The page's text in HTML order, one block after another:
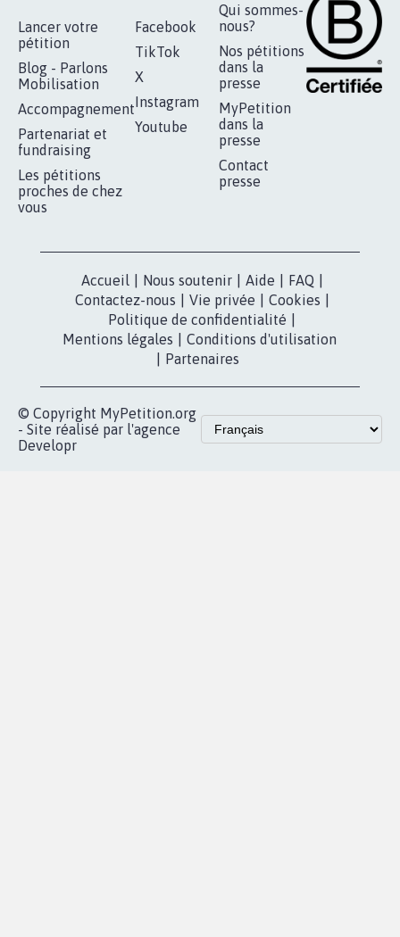
Lancer votre
pétition
Blog - Parlons
Mobilisation
Accompagnement
Partenariat et
fundraising
Les pétitions
proches de chez
vous
Facebook
TikTok
X
Instagram
Youtube
Qui sommes-
nous?
Nos pétitions
dans la
presse
MyPetition
dans la
presse
Contact
presse
Accueil Nous soutenir Aide FAQ
Contactez-nous
Vie privée Cookies
Politique de confidentialité
Mentions légales
Conditions d'utilisation
Partenaires
© Copyright MyPetition.org
- Site réalisé par l'agence
Developr